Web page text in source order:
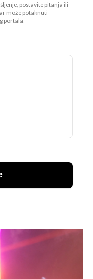
postavite pitanja ili
može potaknuti
portala.